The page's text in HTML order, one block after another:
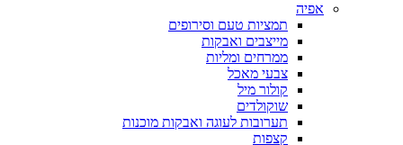
אפיה
תמציות טעם וסירופים
מייצבים ואבקות
ממרחים ומליות
צבעי מאכל
קולור מיל
שוקולדים
תערובות לעוגה ואבקות מוכנות
קצפות